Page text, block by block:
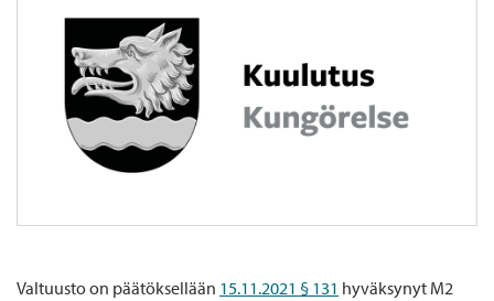
Valtuusto on päätöksellään 15.11.2021 § 131 hyväksynyt M2